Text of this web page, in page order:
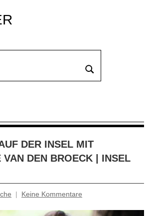
Suchen
DER INSEL MIT
VAN DEN BROECK | INSEL
Keine Kommentare